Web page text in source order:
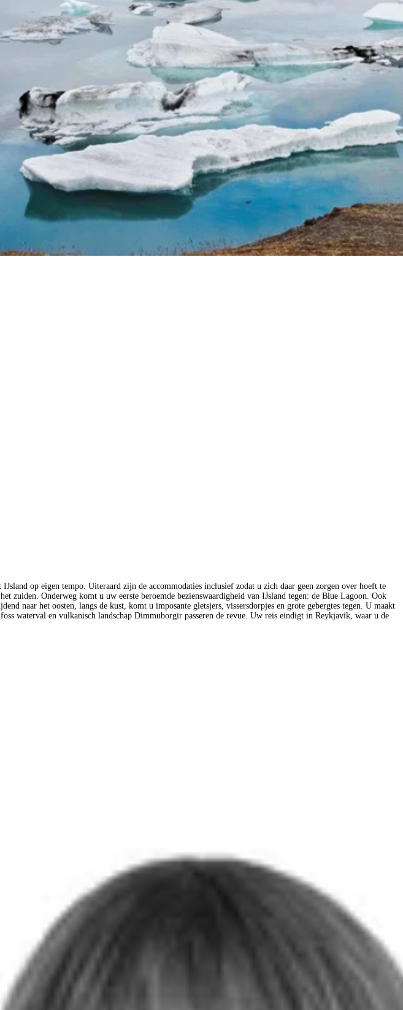
op eigen tempo. Uiteraard zijn de accommodaties inclusief zodat u zich daar geen zorgen over hoeft te
zuiden. Onderweg komt u uw eerste beroemde bezienswaardigheid van IJsland tegen: de Blue Lagoon. Ook
naar het oosten, langs de kust, komt u imposante gletsjers, vissersdorpjes en grote gebergtes tegen. U maakt
waterval en vulkanisch landschap Dimmuborgir passeren de revue. Uw reis eindigt in Reykjavik, waar u de